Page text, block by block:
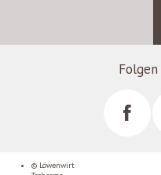
© Löwenwirt